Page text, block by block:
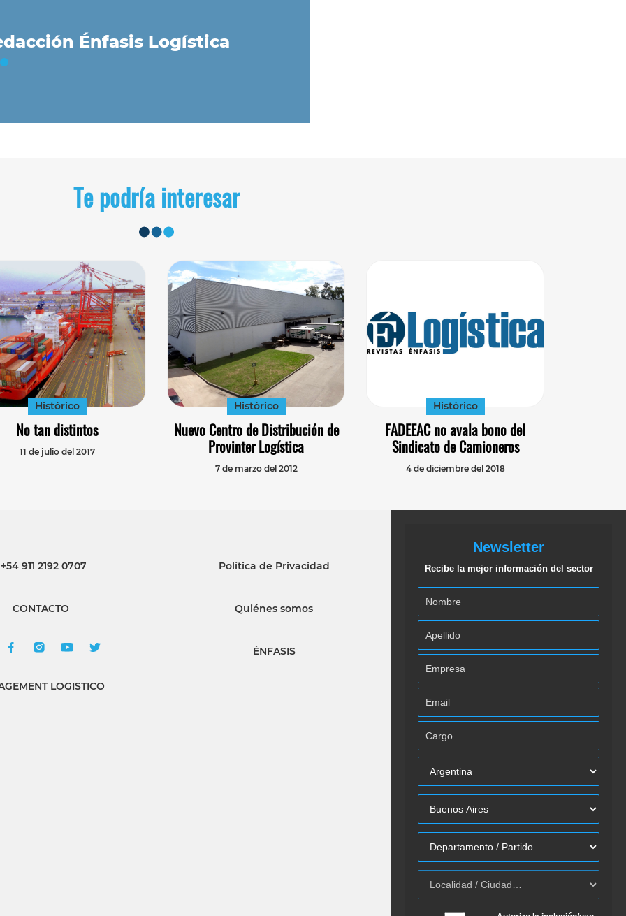
Énfasis Logística
Te podría interesar
Histórico
No tan distintos
11 de julio del 2017
Histórico
Nuevo Centro de Distribución de
Provinter Logística
7 de marzo del 2012
Histórico
FADEEAC no avala bono del
Sindicato de Camioneros
4 de diciembre del 2018
911 2192 0707
CONTACTO
LOGISTICO
Política de Privacidad
Quiénes somos
ÉNFASIS
Newsletter
Recibe la mejor información del sector